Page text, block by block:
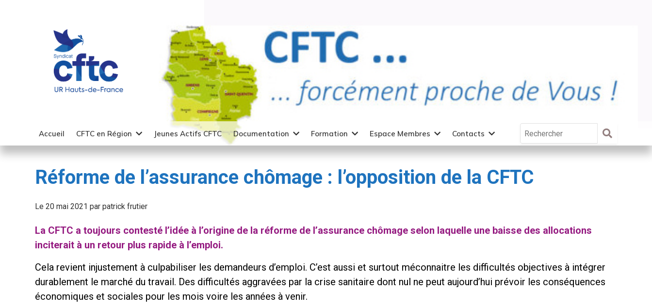
Accueil CFTC en Région Jeunes Actifs CFTC Documentation Formation Espace Membres Contacts
Réforme de l’assurance chômage : l’opposition de la CFTC
Le 20 mai 2021 par patrick frutier
La CFTC a toujours contesté l’idée à l’origine de la réforme de l’assurance chômage selon laquelle une baisse des allocations
inciterait à un retour plus rapide à l’emploi.
Cela revient injustement à culpabiliser les demandeurs d’emploi. C’est aussi et surtout méconnaitre les difficultés objectives à intégrer
durablement le marché du travail. Des difficultés aggravées par la crise sanitaire dont nul ne peut aujourd’hui prévoir les conséquences
économiques et sociales pour les mois voire les années à venir.